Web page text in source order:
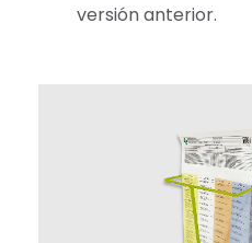
versión anterior.